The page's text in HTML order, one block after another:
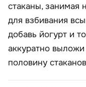
стаканы, занимая
для взбивания
добавь йогурт и
аккуратно
половину